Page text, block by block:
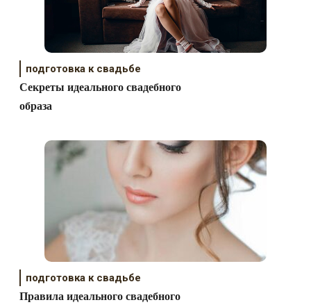
подготовка к свадьбе
Секреты идеального свадебного
образа
подготовка к свадьбе
Правила идеального свадебного